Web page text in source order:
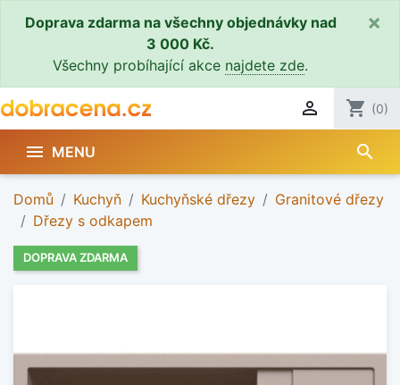
Doprava zdarma na všechny objednávky nad
3 000 Kč.
Všechny probíhající akce najdete zde.
×
 shopping_cart (0)
 MENU search
Domů Kuchyň Kuchyňské dřezy
Granitové dřezy
Dřezy s odkapem
DOPRAVA ZDARMA